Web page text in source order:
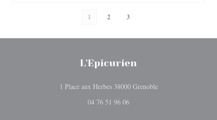
1 2 3
L'Epicurien
1 Place aux Herbes 38000 Grenoble((在新窗口中打开))
04 76 51 96 06